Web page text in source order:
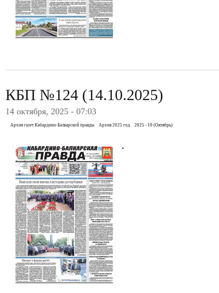
КБП №124 (14.10.2025)
14 октября, 2025 - 07:03
Архив газет Кабардино-Балкарской правды Архив 2025 год 2025 - 10 (Октябрь)
.